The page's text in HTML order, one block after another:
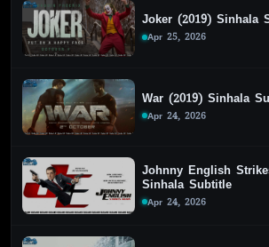
Joker (2019) Sinhala
Apr 25, 2026
War (2019) Sinhala
Apr 24, 2026
Johnny English
Sinhala Subtitle
Apr 24, 2026